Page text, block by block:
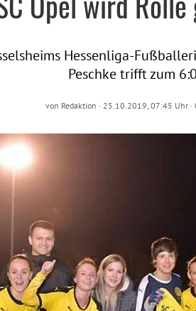
Hessenliga-
Peschke trifft zum 6:0
von Redaktion · 25.10.2019, 07:45 Uhr ·